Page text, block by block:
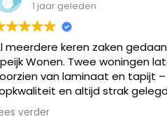
1 jaar geleden
meerdere keren zaken
Wonen. Twee woningen
van laminaat en tapijt –
en altijd strak
vrienden via mij
zeer tevreden.
verder